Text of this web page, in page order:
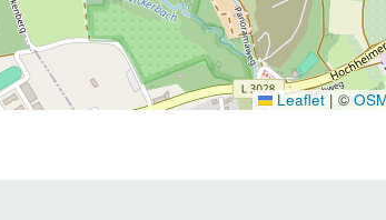
Leaflet | ©